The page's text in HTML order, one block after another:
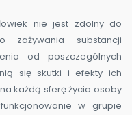
nie jest zdolny do
zażywania substancji
od poszczególnych
się skutki i efekty ich
każdą sferę życia osoby
w grupie